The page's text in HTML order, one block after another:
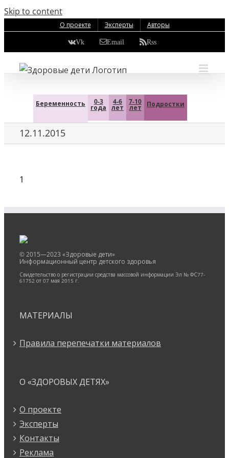
Skip to content
О проекте Эксперты Авторы
Vk Email Rss
Беременность 0-3
года
4-6
лет
7-10
лет Подростки
12.11.2015
1
© 2015—2023 «Здоровые дети»
Информационный центр детского здоровья
Свидетельство о регистрации средства массовой информации Эл № ФС77-
61752 от 07 мая 2015 г.
МАТЕРИАЛЫ
Правила перепечатки материалов
О «ЗДОРОВЫХ ДЕТЯХ»
О проекте
Эксперты
Контакты
Реклама